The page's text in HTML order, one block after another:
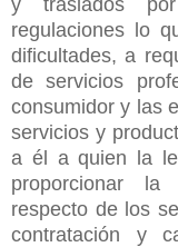
regulaciones lo
dificultades, a
de servicios
consumidor y las
servicios y
a él a quien la
proporcionar
respecto de los
contratación y